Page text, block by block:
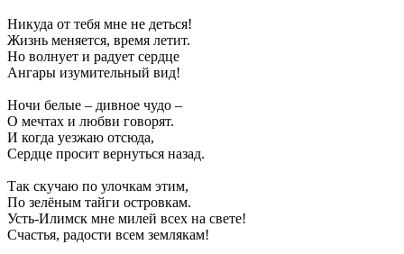
Никуда от тебя мне не деться!
Жизнь меняется, время летит.
Но волнует и радует сердце
Ангары изумительный вид!
Ночи белые – дивное чудо –
О мечтах и любви говорят.
И когда уезжаю отсюда,
Сердце просит вернуться назад.
Так скучаю по улочкам этим,
По зелёным тайги островкам.
Усть-Илимск мне милей всех на свете!
Счастья, радости всем землякам!